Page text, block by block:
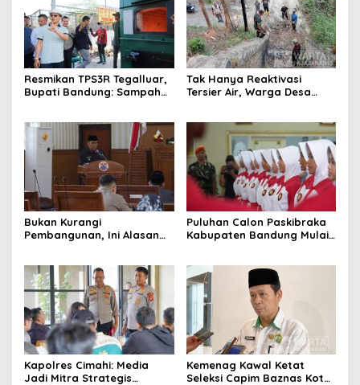
Resmikan TPS3R Tegalluar,
Bupati Bandung: Sampah
Tak Hanya Reaktivasi
Tersier Air, Warga Desa
Bukan Kurangi
Pembangunan, Ini Alasan
Daerah
Puluhan Calon Paskibraka
Kabupaten Bandung Mulai
Kapolres Cimahi: Media
Jadi Mitra Strategis
Kemenag Kawal Ketat
Seleksi Capim Baznas Kota